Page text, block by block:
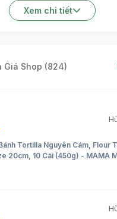
sóc tóc cần thiết cho nhu
Xem chi tiết
Giá Shop (824)
Tortilla Nguyên Cám, Flour
20cm, 10 Cái (450g) - MAMA